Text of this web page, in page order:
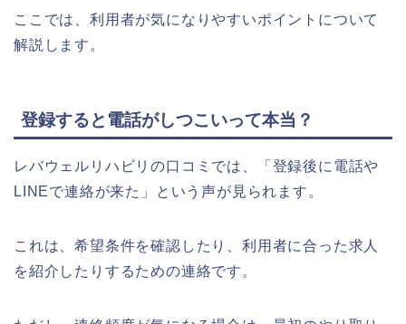
ここでは、利用者が気になりやすいポイントについて
解説します。
登録すると電話がしつこいって本当？
レバウェルリハビリの口コミでは、「登録後に電話や
LINEで連絡が来た」という声が見られます。
これは、希望条件を確認したり、利用者に合った求人
を紹介したりするための連絡です。